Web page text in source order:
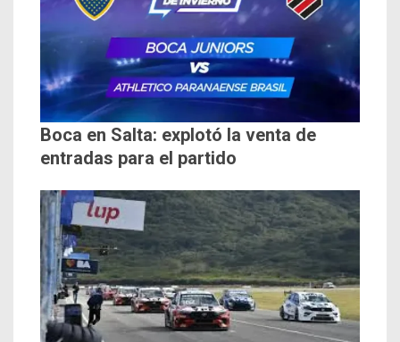
Boca en Salta: explotó la venta de
entradas para el partido